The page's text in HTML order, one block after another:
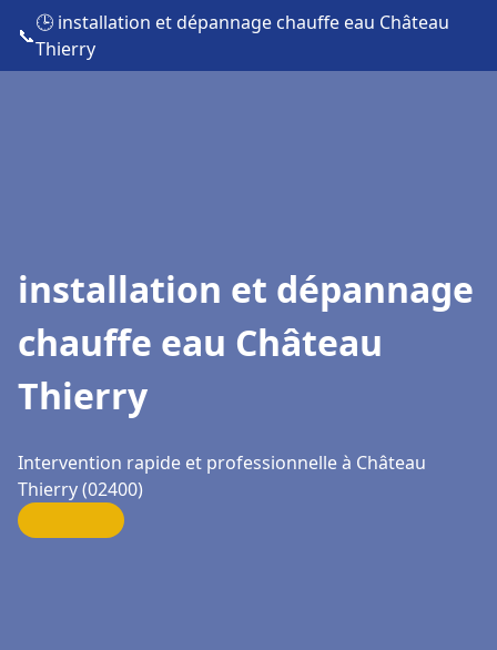
📞
🕒 installation et dépannage chauffe eau Château
Thierry
installation et dépannage
chauffe eau Château
Thierry
Intervention rapide et professionnelle à Château
Thierry (02400)